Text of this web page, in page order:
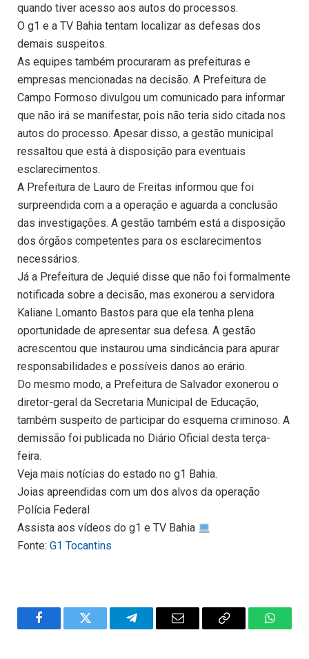
quando tiver acesso aos autos do processos.
O g1 e a TV Bahia tentam localizar as defesas dos
demais suspeitos.
As equipes também procuraram as prefeituras e
empresas mencionadas na decisão. A Prefeitura de
Campo Formoso divulgou um comunicado para informar
que não irá se manifestar, pois não teria sido citada nos
autos do processo. Apesar disso, a gestão municipal
ressaltou que está à disposição para eventuais
esclarecimentos.
A Prefeitura de Lauro de Freitas informou que foi
surpreendida com a a operação e aguarda a conclusão
das investigações. A gestão também está a disposição
dos órgãos competentes para os esclarecimentos
necessários.
Já a Prefeitura de Jequié disse que não foi formalmente
notificada sobre a decisão, mas exonerou a servidora
Kaliane Lomanto Bastos para que ela tenha plena
oportunidade de apresentar sua defesa. A gestão
acrescentou que instaurou uma sindicância para apurar
responsabilidades e possíveis danos ao erário.
Do mesmo modo, a Prefeitura de Salvador exonerou o
diretor-geral da Secretaria Municipal de Educação,
também suspeito de participar do esquema criminoso. A
demissão foi publicada no Diário Oficial desta terça-
feira.
Veja mais notícias do estado no g1 Bahia.
Joias apreendidas com um dos alvos da operação
Polícia Federal
Assista aos vídeos do g1 e TV Bahia
Fonte: G1 Tocantins
FacebookTwitter TelegramEmail
Copy